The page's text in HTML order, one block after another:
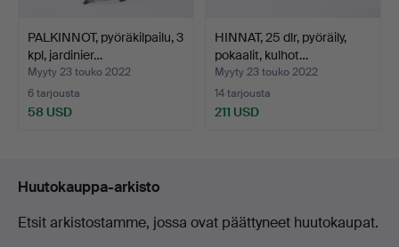
PALKINNOT, pyöräkilpailu, 3
kpl, jardinier…
Myyty 23 touko 2022
6 tarjousta
58 USD
HINNAT, 25 dlr, pyöräily,
pokaalit, kulhot…
Myyty 23 touko 2022
14 tarjousta
211 USD
Huutokauppa-arkisto
Etsit arkistostamme, jossa ovat päättyneet huutokaupat.